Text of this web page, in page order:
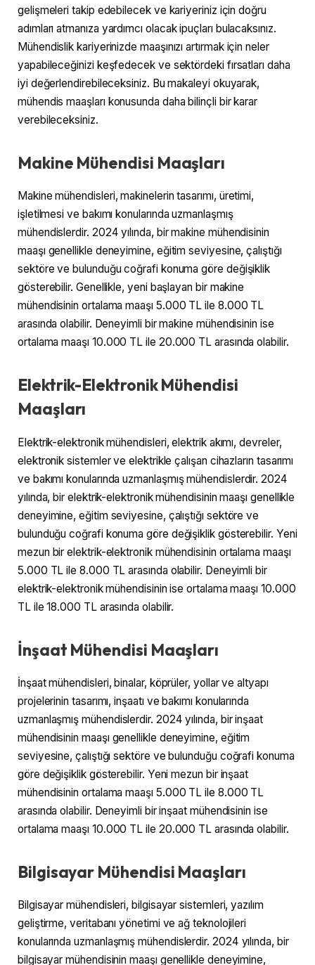
gelişmeleri takip edebilecek ve kariyeriniz için doğru
adımları atmanıza yardımcı olacak ipuçları bulacaksınız.
Mühendislik kariyerinizde maaşınızı artırmak için neler
yapabileceğinizi keşfedecek ve sektördeki fırsatları daha
iyi değerlendirebileceksiniz. Bu makaleyi okuyarak,
mühendis maaşları konusunda daha bilinçli bir karar
verebileceksiniz.
Makine Mühendisi Maaşları
Makine mühendisleri, makinelerin tasarımı, üretimi,
işletilmesi ve bakımı konularında uzmanlaşmış
mühendislerdir. 2024 yılında, bir makine mühendisinin
maaşı genellikle deneyimine, eğitim seviyesine, çalıştığı
sektöre ve bulunduğu coğrafi konuma göre değişiklik
gösterebilir. Genellikle, yeni başlayan bir makine
mühendisinin ortalama maaşı 5.000 TL ile 8.000 TL
arasında olabilir. Deneyimli bir makine mühendisinin ise
ortalama maaşı 10.000 TL ile 20.000 TL arasında olabilir.
Elektrik-Elektronik Mühendisi
Maaşları
Elektrik-elektronik mühendisleri, elektrik akımı, devreler,
elektronik sistemler ve elektrikle çalışan cihazların tasarımı
ve bakımı konularında uzmanlaşmış mühendislerdir. 2024
yılında, bir elektrik-elektronik mühendisinin maaşı genellikle
deneyimine, eğitim seviyesine, çalıştığı sektöre ve
bulunduğu coğrafi konuma göre değişiklik gösterebilir. Yeni
mezun bir elektrik-elektronik mühendisinin ortalama maaşı
5.000 TL ile 8.000 TL arasında olabilir. Deneyimli bir
elektrik-elektronik mühendisinin ise ortalama maaşı 10.000
TL ile 18.000 TL arasında olabilir.
İnşaat Mühendisi Maaşları
İnşaat mühendisleri, binalar, köprüler, yollar ve altyapı
projelerinin tasarımı, inşaatı ve bakımı konularında
uzmanlaşmış mühendislerdir. 2024 yılında, bir inşaat
mühendisinin maaşı genellikle deneyimine, eğitim
seviyesine, çalıştığı sektöre ve bulunduğu coğrafi konuma
göre değişiklik gösterebilir. Yeni mezun bir inşaat
mühendisinin ortalama maaşı 5.000 TL ile 8.000 TL
arasında olabilir. Deneyimli bir inşaat mühendisinin ise
ortalama maaşı 10.000 TL ile 20.000 TL arasında olabilir.
Bilgisayar Mühendisi Maaşları
Bilgisayar mühendisleri, bilgisayar sistemleri, yazılım
geliştirme, veritabanı yönetimi ve ağ teknolojileri
konularında uzmanlaşmış mühendislerdir. 2024 yılında, bir
bilgisayar mühendisinin maaşı genellikle deneyimine,